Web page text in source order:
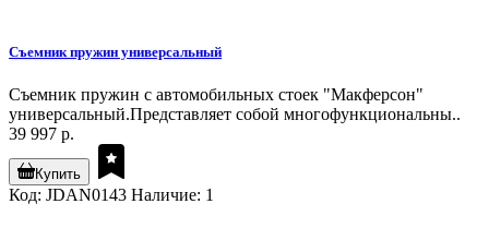
Съемник пружин универсальный
Съемник пружин с автомобильных стоек "Макферсон"
универсальный.Представляет собой многофункциональны..
39 997 р.
Купить
Код: JDAN0143 Наличие: 1